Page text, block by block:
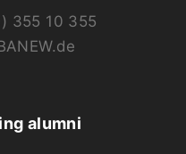
355 10 355
alumni